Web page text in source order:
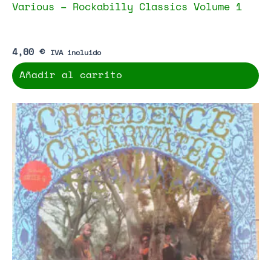
Various – Rockabilly Classics Volume 1
4,00 € IVA incluido
Añadir al carrito